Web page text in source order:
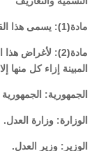
مادة(1): يسمى هذا القانون (قانون تنظيم مهنة المحاماة).
مادة(2): لأغراض
المبينة إزاء كل
الجمهورية: الجمهورية
الوزارة: وزارة العدل.
الوزير: وزير العدل.